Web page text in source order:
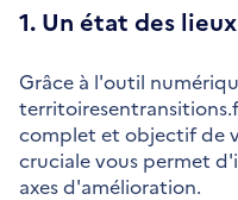
1. Un état des
Grâce à l'outil
complet et objectif de
cruciale vous permet
axes d'amélioration.